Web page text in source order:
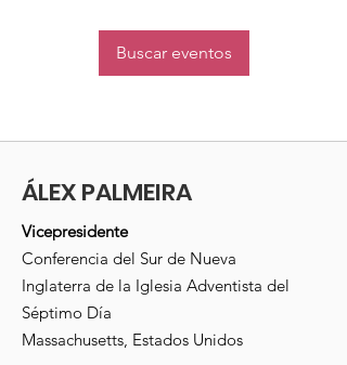
Buscar eventos
ÁLEX PALMEIRA
Vicepresidente
Conferencia del Sur de Nueva
Inglaterra de la Iglesia Adventista del
Séptimo Día
Massachusetts, Estados Unidos